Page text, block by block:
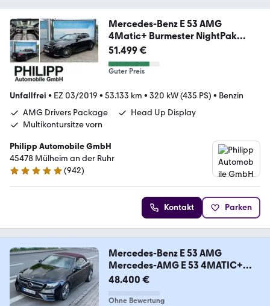
Mercedes-Benz E 53 AMG
4Matic+ Burmester NightPak
StHzg Distro
51.499 €
Guter Preis
Unfallfrei • EZ 03/2019 • 53.133 km • 320 kW (435 PS) • Benzin
AMG Drivers Package
Head Up Display
Multikontursitze vorn
Philipp Automobile GmbH
45478 Mülheim an der Ruhr
4.9 Sterne
(942)
Kontakt Parken
Mercedes-Benz E 53 AMG
Mercedes-AMG E 53 4MATIC+
Autom.
48.400 €
Ohne Bewertung